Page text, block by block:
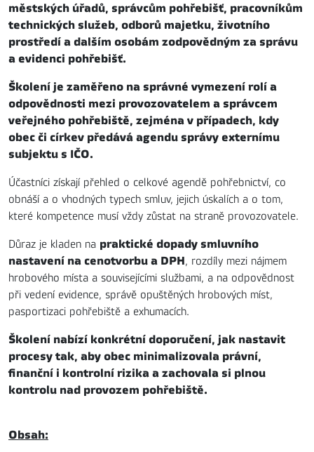
městských úřadů, správcům pohřebišť, pracovníkům
technických služeb, odborů majetku, životního
prostředí a dalším osobám zodpovědným za správu
a evidenci pohřebišť.
Školení je zaměřeno na správné vymezení rolí a
odpovědnosti mezi provozovatelem a správcem
veřejného pohřebiště, zejména v případech, kdy
obec či církev předává agendu správy externímu
subjektu s IČO.
Účastníci získají přehled o celkové agendě pohřebnictví, co
obnáší a o vhodných typech smluv, jejich úskalích a o tom,
které kompetence musí vždy zůstat na straně provozovatele.
Důraz je kladen na praktické dopady smluvního
nastavení na cenotvorbu a DPH, rozdíly mezi nájmem
hrobového místa a souvisejícími službami, a na odpovědnost
při vedení evidence, správě opuštěných hrobových míst,
pasportizaci pohřebiště a exhumacích.
Školení nabízí konkrétní doporučení, jak nastavit
procesy tak, aby obec minimalizovala právní,
finanční i kontrolní rizika a zachovala si plnou
kontrolu nad provozem pohřebiště.
Obsah: